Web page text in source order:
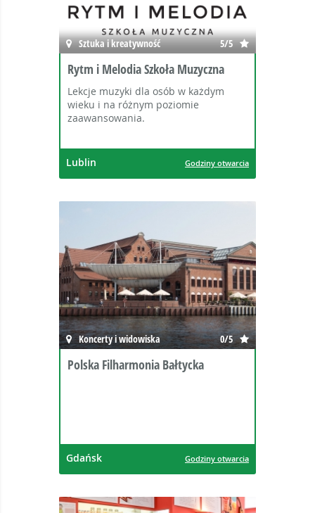
Sztuka i kreatywność 5/5
Rytm i Melodia Szkoła Muzyczna
Lekcje muzyki dla osób w każdym
wieku i na różnym poziomie
zaawansowania.
Lublin Godziny otwarcia
Koncerty i widowiska 0/5
Polska Filharmonia Bałtycka
Gdańsk Godziny otwarcia